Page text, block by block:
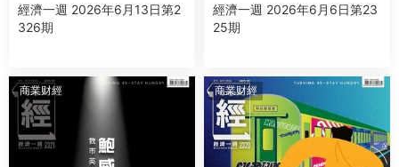
經濟一週 2026年6月13日第2
326期
經濟一週 2026年6月6日第23
25期
商業财經 商業财經